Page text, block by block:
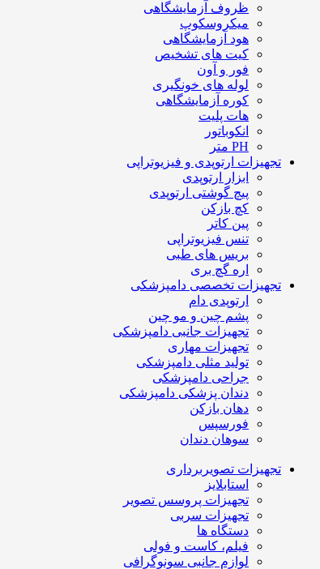
ظروف آزمایشگاهی
میکروسکوپ
هود آزمایشگاهی
کیت های تشخیص
فور و آون
لوله های خونگیری
کوره آزمایشگاهی
هات پلیت
انکوباتور
PH متر
تجهیزات ارتوپدی و فیزیوتراپی
ابزار ارتوپدی
پیچ گوشتی ارتوپدی
کچ بازکن
پین کاتر
تنس فیزیوتراپی
بریس های طبی
اره گچ بری
تجهیزات تخصصی دامپزشکی
ارتوپدی دام
پشم چین و مو چین
تجهیزات جانبی دامپزشکی
تجهیزات مهاری
تولید مثلی دامپزشکی
جراحی دامپزشکی
دندان پزشکی دامپزشکی
دهان بازکن
فورسپس
سوهان دندان
تجهیزات تصویربرداری
استابلایز
تجهیزات پروسس تصویر
تجهیزات سربی
دستگاه ها
فیلم، کاست و فولی
لوازم جانبی سونوگرافی